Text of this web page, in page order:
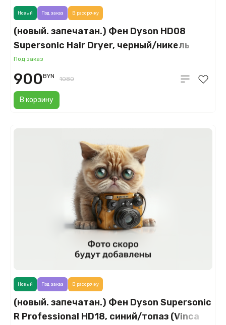
(новый. запечатан.) Фен Dyson HD08
Supersonic Hair Dryer, черный/никель
(Black/Nickel)
Под заказ
В корзину
Новый Под заказ В рассрочку
900BYN 1080
(новый. запечатан.) Фен Dyson Supersonic
R Professional HD18, синий/топаз (Vinca
Новый Под заказ В рассрочку